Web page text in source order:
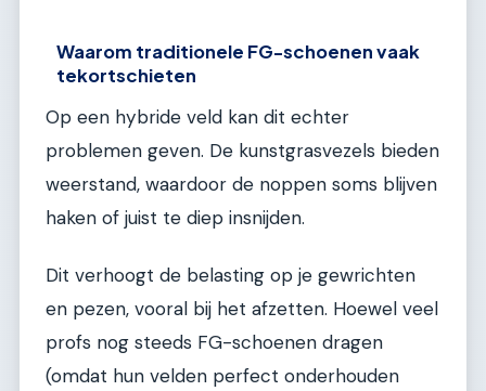
Waarom traditionele FG-schoenen vaak
tekortschieten
Op een hybride veld kan dit echter
problemen geven. De kunstgrasvezels bieden
weerstand, waardoor de noppen soms blijven
haken of juist te diep insnijden.
Dit verhoogt de belasting op je gewrichten
en pezen, vooral bij het afzetten. Hoewel veel
profs nog steeds FG-schoenen dragen
(omdat hun velden perfect onderhouden